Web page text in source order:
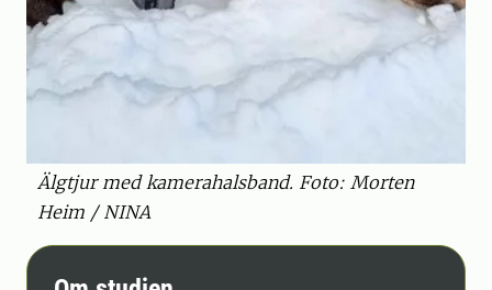
Älgtjur med kamerahalsband. Foto: Morten
Heim / NINA